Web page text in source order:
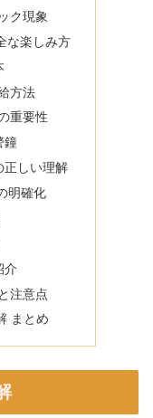
ク現象
な楽しみ方
方法
重要性
鐘
正しい理解
明確化
介
注意点
まとめ